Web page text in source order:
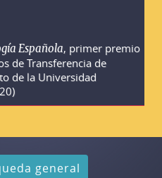
Española, primer premio
de Transferencia de
de la Universidad
general